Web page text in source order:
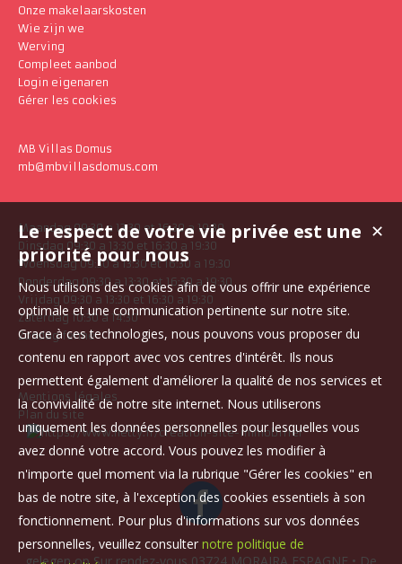
Onze makelaarskosten
Wie zijn we
Werving
Compleet aanbod
Login eigenaren
Gérer les cookies
MB Villas Domus
mb@mbvillasdomus.com
Maandag 09:30 a 13:30 et 16:30 a 19:30
Dinsdag 09:30 a 13:30 et 16:30 a 19:30
Woensdag 09:30 a 13:30 et 16:30 a 19:30
Donderdag 09:30 a 13:30 et 16:30 a 19:30
Vrijdag 09:30 a 13:30 et 16:30 a 19:30
Zaterdag 10:30 a 14:30
Zondag fermé
Mentions légales
Plan du site
✕
Le respect de votre vie privée est une
priorité pour nous
Nous utilisons des cookies afin de vous offrir une expérience
optimale et une communication pertinente sur notre site.
Grace à ces technologies, nous pouvons vous proposer du
contenu en rapport avec vos centres d'intérêt. Ils nous
permettent également d'améliorer la qualité de nos services et
la convivialité de notre site internet. Nous utiliserons
uniquement les données personnelles pour lesquelles vous
avez donné votre accord. Vous pouvez les modifier à
n'importe quel moment via la rubrique "Gérer les cookies" en
bas de notre site, à l'exception des cookies essentiels à son
fonctionnement. Pour plus d'informations sur vos données
personnelles, veuillez consulter notre politique de